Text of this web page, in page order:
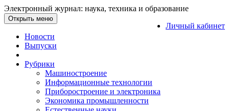
Электронный журнал: наука, техника и образование
Личный кабинет
Открыть меню
Новости
Выпуски
Рубрики
Машиностроение
Информационные технологии
Приборостроение и электроника
Экономика промышленности